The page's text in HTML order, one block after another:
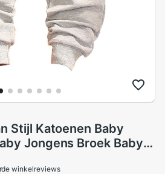
Stijl Katoenen Baby
Jongens Broek Baby
winkelreviews